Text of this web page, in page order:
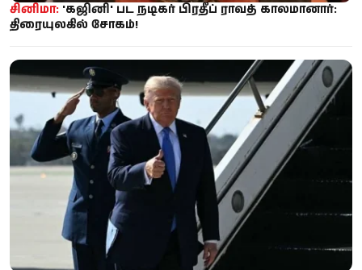
சினிமா: 'கஜினி' பட நடிகர் பிரதீப் ராவத் காலமானார்:
திரையுலகில் சோகம்!